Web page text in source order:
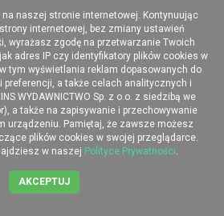
na naszej stronie internetowej. Kontynuując
internetowej, bez zmiany ustawień
wyrażasz zgodę na przetwarzanie Twoich
adres IP czy identyfikatory plików cookies w
tym wyświetlania reklam dopasowanych do
preferencji, a także celach analitycznych i
WYDAWNICTWO Sp. z o.o. z siedzibą we
a także na zapisywanie i przechowywanie
urządzeniu. Pamiętaj, że zawsze możesz
plików cookies w swojej przeglądarce.
w naszej Polityce Prywatności
AKCEPTUJ